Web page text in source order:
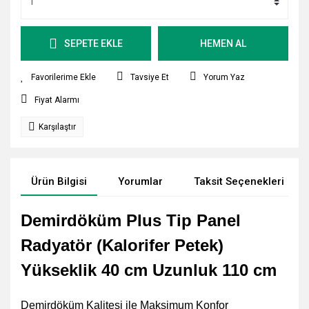
SEPETE EKLE HEMEN AL
Tavsiye Et Yorum Yaz
Fiyat Alarmı
Karşılaştır
Ürün Bilgisi Yorumlar Taksit Seçenekleri
Demirdöküm Plus Tip Panel
Radyatör (Kalorifer Petek)
Yükseklik 40 cm Uzunluk 110 cm
Demirdöküm Kalitesi ile Maksimum Konfor